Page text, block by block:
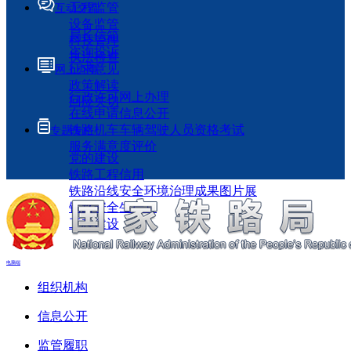
工程监管
设备监管
科技管理
执法检查
互动交流
局长信箱
咨询投诉
征求意见
政策解读
回应关切
网上办事
行政许可网上办理
在线申请信息公开
铁路机车车辆驾驶人员资格考试
服务满意度评价
专题专栏
党的建设
铁路工程信用
铁路沿线安全环境治理成果图片展
铁路安全生产月
工程建设
电脑端
组织机构
信息公开
监管履职